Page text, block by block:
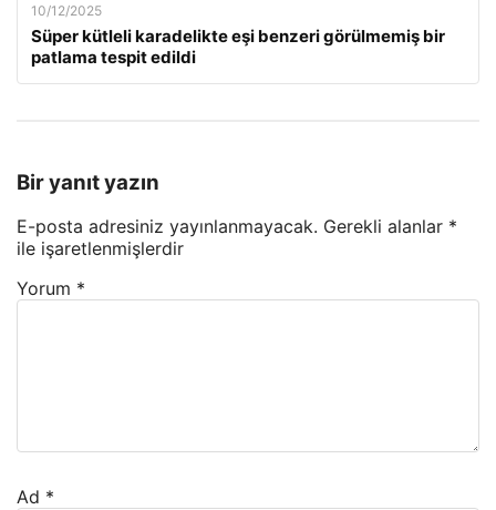
10/12/2025
Süper kütleli karadelikte eşi benzeri görülmemiş bir
patlama tespit edildi
Bir yanıt yazın
E-posta adresiniz yayınlanmayacak. Gerekli alanlar *
ile işaretlenmişlerdir
Yorum *
Ad *